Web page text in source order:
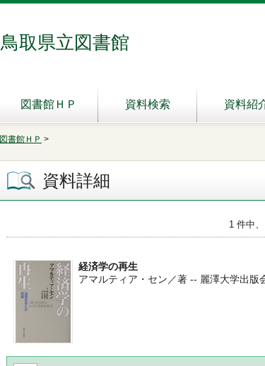
鳥取県立図書館
図書館ＨＰ 資料検索 資料紹
図書館ＨＰ >
資料詳細
1 件中
経済学の再生
アマルティア・セン／著 -- 麗澤大学出